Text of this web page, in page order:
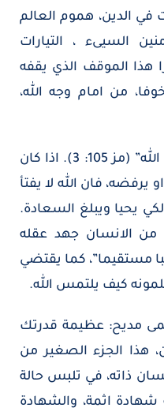
في الدين، هموم العالم
السيىء ، التيارات
هذا الموقف الذي يقفه
من امام وجه الله،
30- “الابتهاج لقلوب ملتمسي الله” (مز 105: 3). اذا كان
يرفضه، فان الله لا يفتأ
يحيا ويبلغ السعادة.
من الانسان جهد عقله
مستقيما”، كما يقتضي
كيف يلتمس الله.
مديح: عظيمة قدرتك
هذا الجزء الصغير من
ذاته، في تلبس حالة
شهادة اثمة، والشهادة